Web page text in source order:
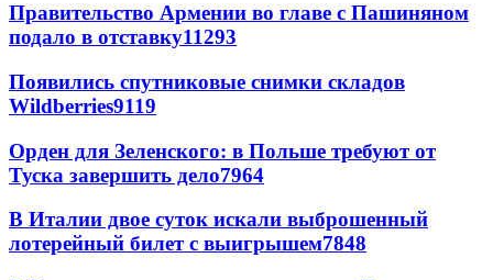
Правительство Армении во главе с Пашиняном
подало в отставку11293
Появились спутниковые снимки складов
Wildberries9119
Орден для Зеленского: в Польше требуют от
Туска завершить дело7964
В Италии двое суток искали выброшенный
лотерейный билет с выигрышем7848